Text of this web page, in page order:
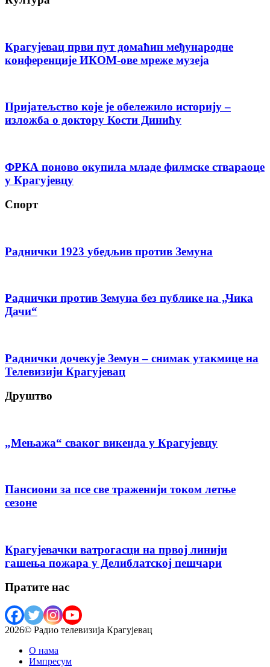
Крагујевац први пут домаћин међународне
конференције ИКОМ-ове мреже музеја
Пријатељство које је обележило историју –
изложба о доктору Кости Динићу
ФРКА поново окупила младе филмске ствараоце
у Крагујевцу
Спорт
Раднички 1923 убедљив против Земуна
Раднички против Земуна без публике на „Чика
Дачи“
Раднички дочекује Земун – снимак утакмице на
Телевизији Крагујевац
Друштво
„Мењажа“ сваког викенда у Крагујевцу
Пансиони за псе све траженији током летње
сезоне
Крагујевачки ватрогасци на првој линији
гашења пожара у Делиблатској пешчари
Пратите нас
2026© Радио телевизија Крагујевац
О нама
Импресум